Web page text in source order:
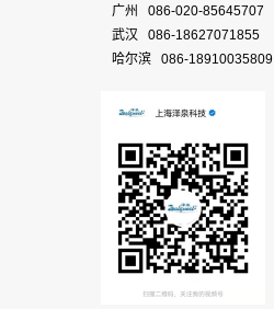
广州 086-020-85645707
武汉 086-18627071855
哈尔滨 086-18910035809